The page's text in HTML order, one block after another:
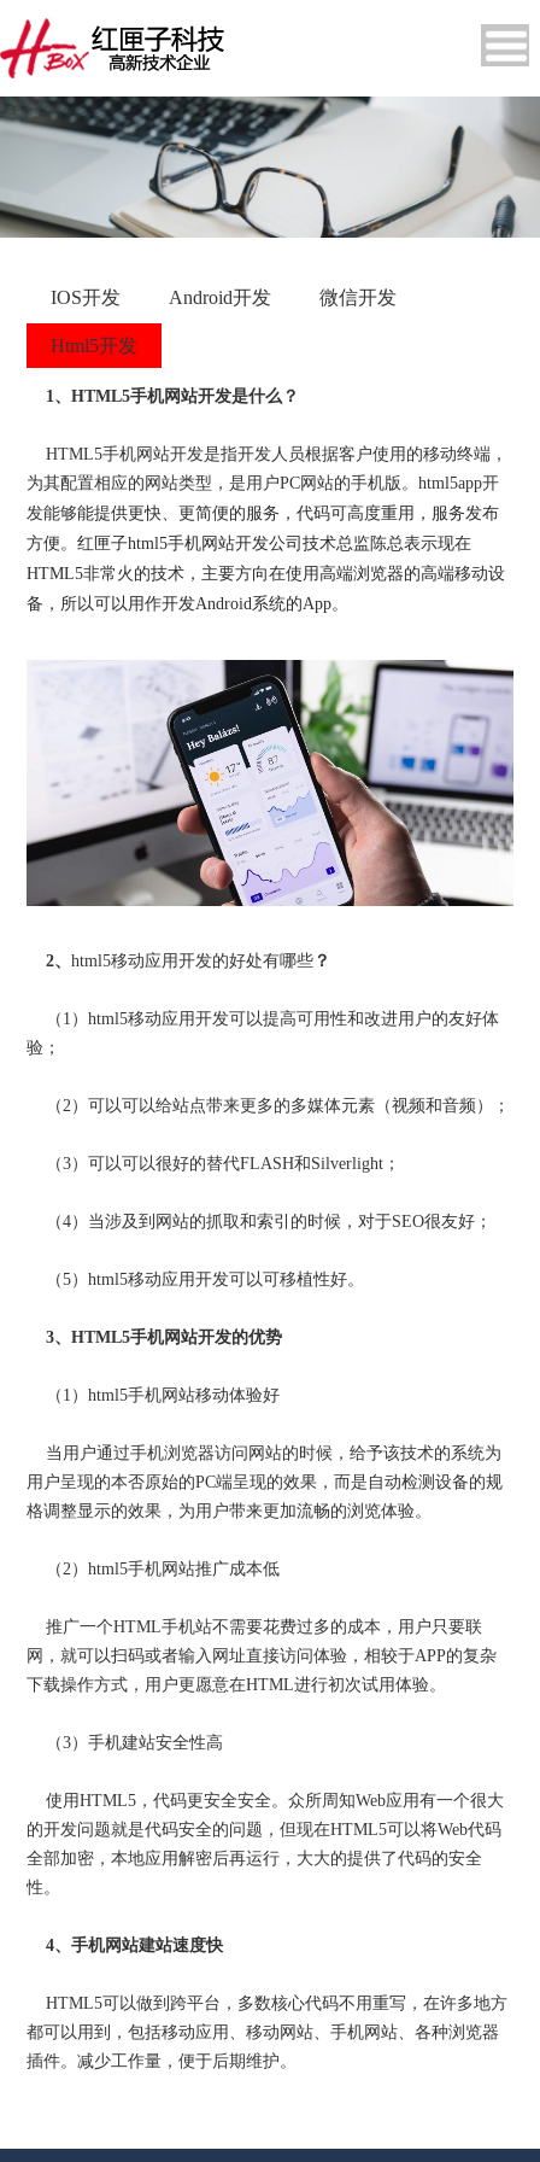
IOS开发 Android开发 微信开发
Html5开发
1、HTML5手机网站开发是什么？
HTML5手机网站开发是指开发人员根据客户使用的移动终端，
为其配置相应的网站类型，是用户PC网站的手机版。html5app开
发能够能提供更快、更简便的服务，代码可高度重用，服务发布
方便。红匣子html5手机网站开发公司技术总监陈总表示现在
HTML5非常火的技术，主要方向在使用高端浏览器的高端移动设
备，所以可以用作开发Android系统的App。
2、html5移动应用开发的好处有哪些 ？
（1）html5移动应用开发可以提高可用性和改进用户的友好体
验；
（2）可以可以给站点带来更多的多媒体元素（视频和音频）；
（3）可以可以很好的替代FLASH和Silverlight；
（4）当涉及到网站的抓取和索引的时候，对于SEO很友好；
（5）html5移动应用开发可以可移植性好。
3、HTML5手机网站开发的优势
（1）html5手机网站移动体验好
当用户通过手机浏览器访问网站的时候，给予该技术的系统为
用户呈现的本否原始的PC端呈现的效果，而是自动检测设备的规
格调整显示的效果，为用户带来更加流畅的浏览体验。
（2）html5手机网站推广成本低
推广一个HTML手机站不需要花费过多的成本，用户只要联
网，就可以扫码或者输入网址直接访问体验，相较于APP的复杂
下载操作方式，用户更愿意在HTML进行初次试用体验。
（3）手机建站安全性高
使用HTML5，代码更安全安全。众所周知Web应用有一个很大
的开发问题就是代码安全的问题，但现在HTML5可以将Web代码
全部加密，本地应用解密后再运行，大大的提供了代码的安全
性。
4、手机网站建站速度快
HTML5可以做到跨平台，多数核心代码不用重写，在许多地方
都可以用到，包括移动应用、移动网站、手机网站、各种浏览器
插件。减少工作量，便于后期维护。